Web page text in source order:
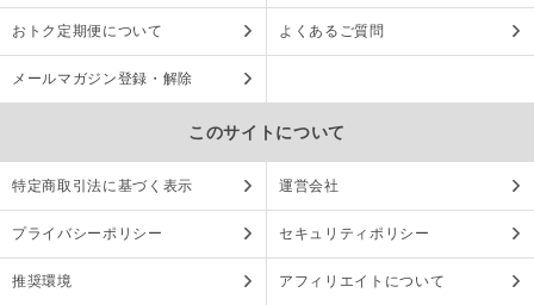
おトク定期便について よくあるご質問
メールマガジン登録・解除
このサイトについて
特定商取引法に基づく表示 運営会社
プライバシーポリシー セキュリティポリシー
推奨環境 アフィリエイトについて